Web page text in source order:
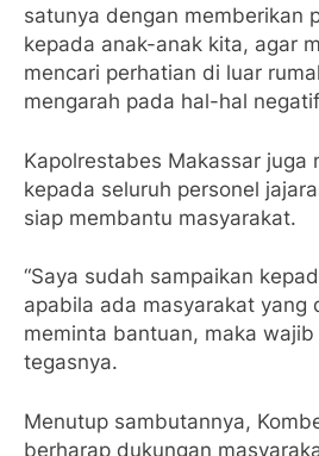
satunya dengan memberikan
kepada anak-anak kita, agar
mencari perhatian di luar
mengarah pada hal-hal
Kapolrestabes Makassar juga
kepada seluruh personel
siap membantu masyarakat.
“Saya sudah sampaikan
apabila ada masyarakat yang
meminta bantuan, maka
tegasnya.
Menutup sambutannya,
berharap dukungan